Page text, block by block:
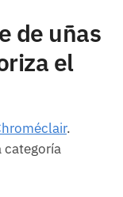
de uñas
el
.
categoría